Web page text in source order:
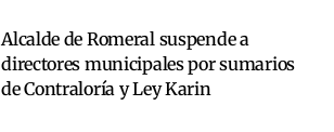
Alcalde de Romeral suspende a
directores municipales por sumarios
de Contraloría y Ley Karin